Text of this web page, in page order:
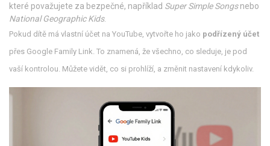
které považujete za bezpečné, například Super Simple Songsnebo
National Geographic Kids.
Pokud dítě má vlastní účet na YouTube, vytvořte ho jako podřízený účet
přes Google Family Link. To znamená, že všechno, co sleduje, je pod
vaší kontrolou. Můžete vidět, co si prohlíží, a změnit nastavení kdykoliv.